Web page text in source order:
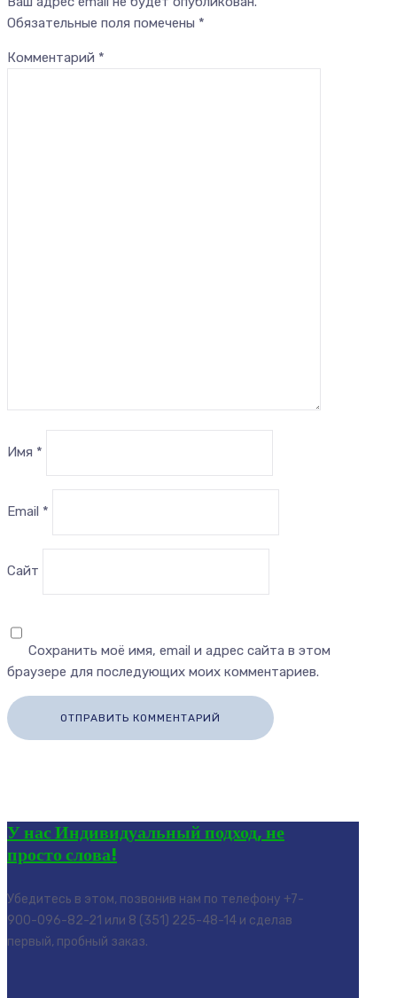
Обязательные поля помечены *
Комментарий *
Имя *
Email *
Сайт
Сохранить моё имя, email и адрес сайта в этом
браузере для последующих моих комментариев.
У нас Индивидуальный подход, не
просто слова!
Убедитесь в этом, позвонив нам по телефону +7-
900-096-82-21 или 8 (351) 225-48-14 и сделав
первый, пробный заказ.